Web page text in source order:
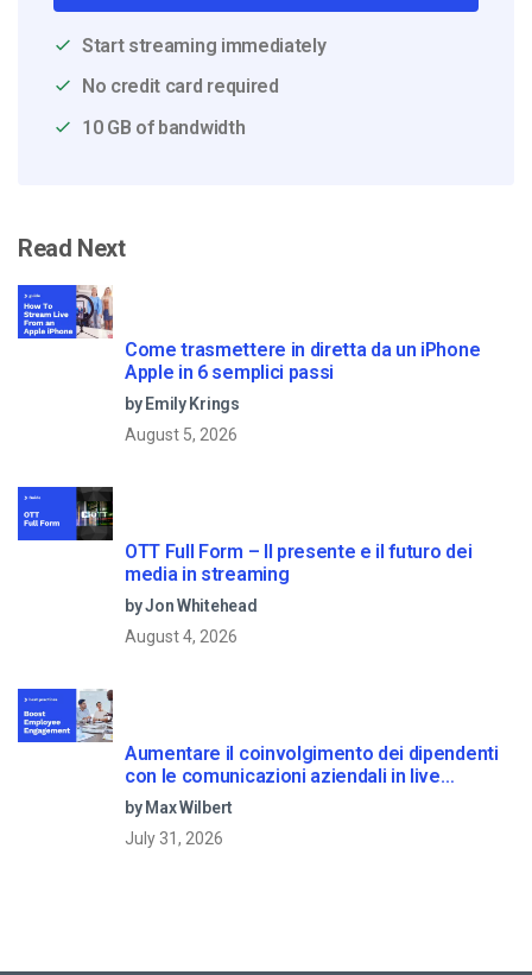
Start streaming immediately
No credit card required
10 GB of bandwidth
Read Next
Come trasmettere in diretta da un iPhone
Apple in 6 semplici passi
by Emily Krings
August 5, 2026
OTT Full Form – Il presente e il futuro dei
media in streaming
by Jon Whitehead
August 4, 2026
Aumentare il coinvolgimento dei dipendenti
con le comunicazioni aziendali in live
streaming
by Max Wilbert
July 31, 2026